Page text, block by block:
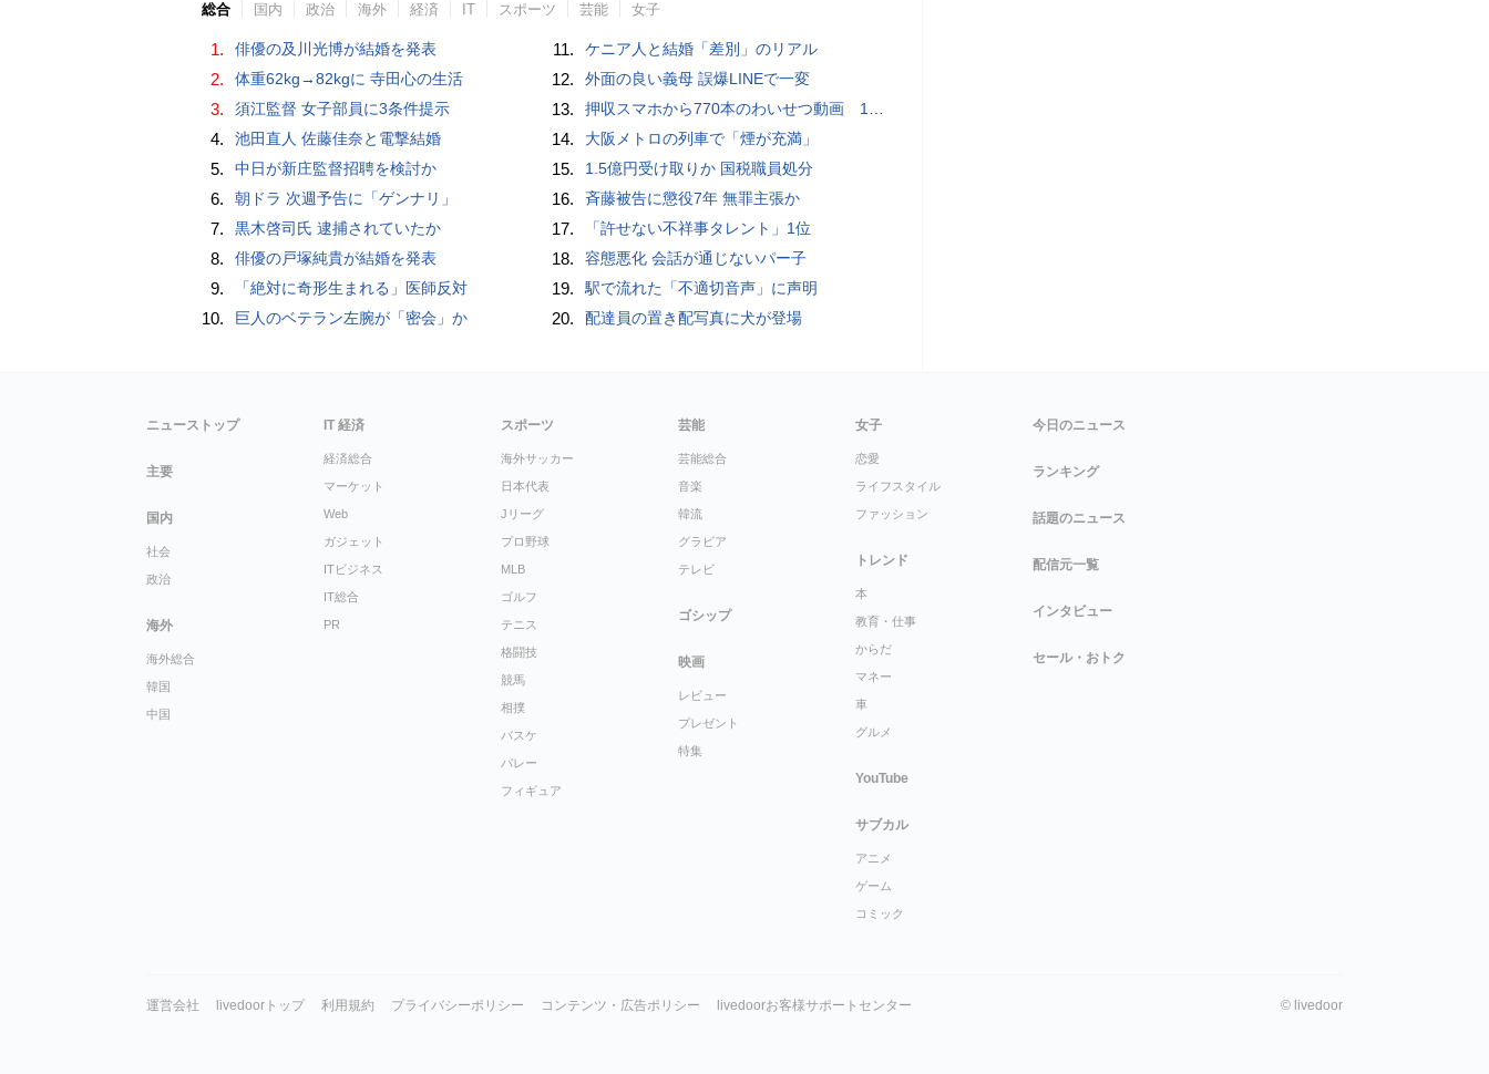
総合 国内 政治 海外 経済 IT スポーツ 芸能 女子
1. 俳優の及川光博が結婚を発表
2. 体重62kg→82kgに 寺田心の生活
3. 須江監督 女子部員に3条件提示
4. 池田直人 佐藤佳奈と電撃結婚
5. 中日が新庄監督招聘を検討か
6. 朝ドラ 次週予告に「ゲンナリ」
7. 黒木啓司氏 逮捕されていたか
8. 俳優の戸塚純貴が結婚を発表
9. 「絶対に奇形生まれる」医師反対
10. 巨人のベテラン左腕が「密会」か
11. ケニア人と結婚「差別」のリアル
12. 外面の良い義母 誤爆LINEで一変
13. 押収スマホから770本のわいせつ動画 15歳少女に酒と薬飲ませ性的暴行か 54歳男を再逮捕 「薬もありますよ」とSNSで誘い出し
14. 大阪メトロの列車で「煙が充満」
15. 1.5億円受け取りか 国税職員処分
16. 斉藤被告に懲役7年 無罪主張か
17. 「許せない不祥事タレント」1位
18. 容態悪化 会話が通じないパー子
19. 駅で流れた「不適切音声」に声明
20. 配達員の置き配写真に犬が登場
ニューストップ
主要
国内
社会
政治
海外
海外総合
韓国
中国
IT 経済
経済総合
マーケット
Web
ガジェット
ITビジネス
IT総合
PR
スポーツ
海外サッカー
日本代表
Jリーグ
プロ野球
MLB
ゴルフ
テニス
格闘技
競馬
相撲
バスケ
バレー
フィギュア
芸能
芸能総合
音楽
韓流
グラビア
テレビ
ゴシップ
映画
レビュー
プレゼント
特集
女子
恋愛
ライフスタイル
ファッション
トレンド
本
教育・仕事
からだ
マネー
車
グルメ
YouTube
サブカル
アニメ
ゲーム
コミック
今日のニュース
ランキング
話題のニュース
配信元一覧
インタビュー
セール・おトク
運営会社 livedoorトップ 利用規約 プライバシーポリシー コンテンツ・広告ポリシー livedoorお客様サポートセンター © livedoor